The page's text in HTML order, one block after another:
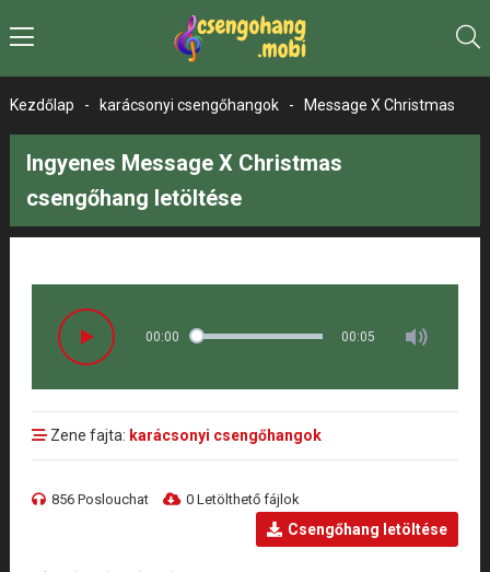
Kezdőlap - karácsonyi csengőhangok - Message X Christmas
Ingyenes Message X Christmas
csengőhang letöltése
00:00 00:05
Zene fajta: karácsonyi csengőhangok
856 Poslouchat 0 Letölthető fájlok
Csengőhang letöltése